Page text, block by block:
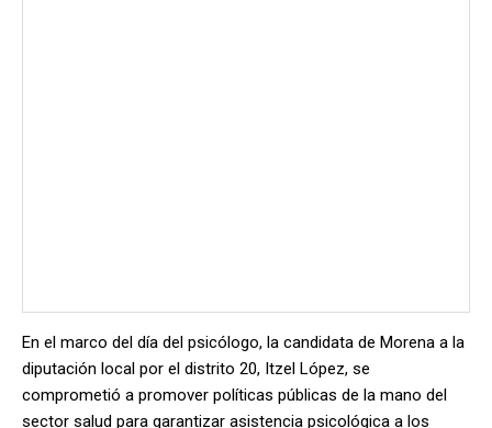
En el marco del día del psicólogo, la candidata de Morena a la
diputación local por el distrito 20, Itzel López, se
comprometió a promover políticas públicas de la mano del
sector salud para garantizar asistencia psicológica a los